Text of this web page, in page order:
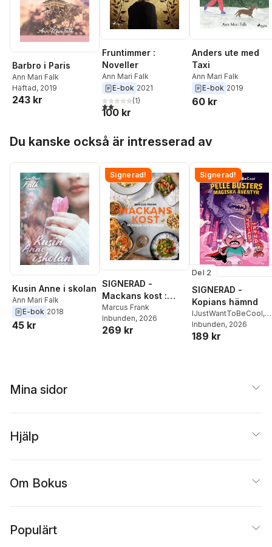
Barbro i Paris
Ann Mari Falk
Häftad, 2019
243 kr
Fruntimmer :
Noveller
Ann Mari Falk
E-bok 2021
2,0utav 5 stjärnor. Totalt antal röster:
(1)
100 kr
Anders ute med
Taxi
Ann Mari Falk
E-bok 2019
60 kr
Du kanske också är intresserad av
Kusin Anne i skolan
Ann Mari Falk
E-bok 2018
45 kr
Signerad!
SIGNERAD -
Mackans kost :
Middagar och
matlådor
Marcus Frank
Inbunden, 2026
269 kr
Signerad!
Del 2
SIGNERAD -
Kopians hämnd
IJustWantToBeCool,
Joel Adolphson
Ejdemo Beer
Inbunden, 2026
189 kr
Mina sidor
Hjälp
Om Bokus
Populärt